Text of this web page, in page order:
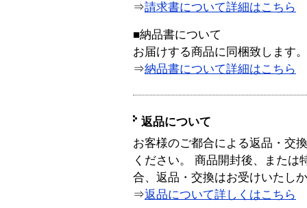
⇒請求書について詳細はこちら
■納品書について
お届けする商品に同梱致します。
⇒納品書について詳細はこちら
返品について
お客様のご都合による返品・交
ください。 商品開封後、または
合、返品・交換はお受けいたし
⇒返品について詳しくはこちら